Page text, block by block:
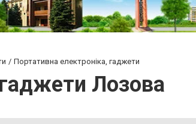
Портативна електроніка, гаджети
Лозова